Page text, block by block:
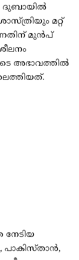
ദുബായിൽ
മറ്റ്
മുന്‍പ്
അഭാവത്തില്‍
നേടിയ
പാകിസ്താന്‍,